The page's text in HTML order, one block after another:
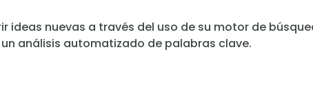
ideas nuevas a través del uso de su motor de
análisis automatizado de palabras clave.